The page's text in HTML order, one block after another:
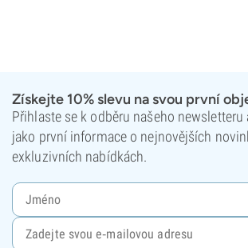
Získejte 10% slevu na svou první
Přihlaste se k odběru našeho newsletteru
jako první informace o nejnovějších
exkluzivních nabídkách.